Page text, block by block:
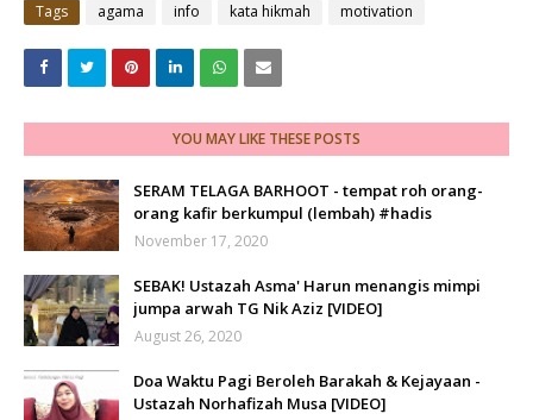
Tags agama info kata hikmah motivation
YOU MAY LIKE THESE POSTS
SERAM TELAGA BARHOOT - tempat roh orang-
orang kafir berkumpul (lembah) #hadis
November 17, 2020
SEBAK! Ustazah Asma' Harun menangis mimpi
jumpa arwah TG Nik Aziz [VIDEO]
August 26, 2020
Doa Waktu Pagi Beroleh Barakah & Kejayaan -
Ustazah Norhafizah Musa [VIDEO]